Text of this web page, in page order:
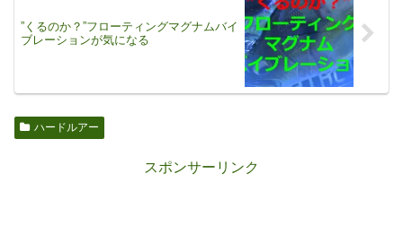
”くるのか？”フローティングマグナムバイ
ブレーションが気になる
ハードルアー
スポンサーリンク